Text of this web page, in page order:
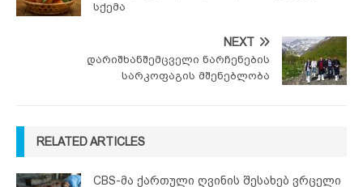
სქემა
NEXT
დარიშხანშემცველი ნარჩენების
სარკოფაგის მშენებლობა
RELATED ARTICLES
CBS-მა ქართული ღვინის შესახებ ვრცელი